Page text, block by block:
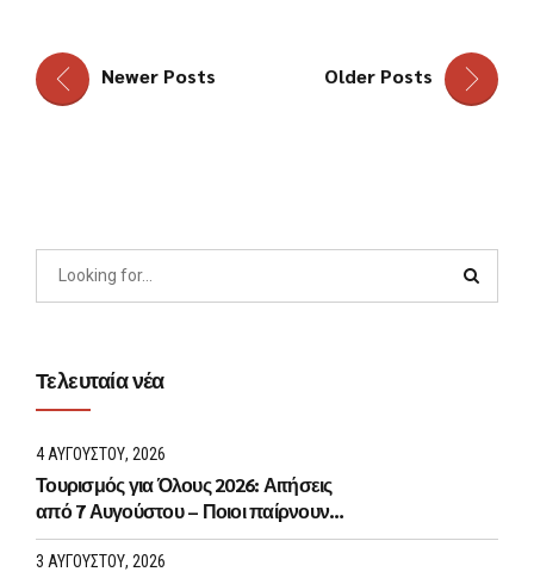
Newer Posts Older Posts
Τελευταία νέα
4 ΑΥΓΟΎΣΤΟΥ, 2026
Τουρισμός για Όλους 2026: Αιτήσεις
από 7 Αυγούστου – Ποιοι παίρνουν
voucher έως 600 ευρώ
3 ΑΥΓΟΎΣΤΟΥ, 2026